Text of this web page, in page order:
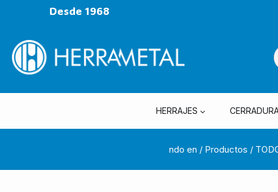
Desde 1968
HERRAJES
ndo en / Productos /